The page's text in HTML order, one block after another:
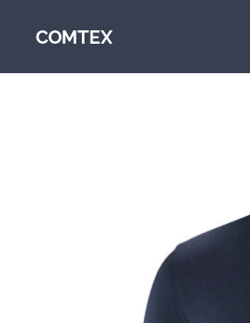
COMTEX